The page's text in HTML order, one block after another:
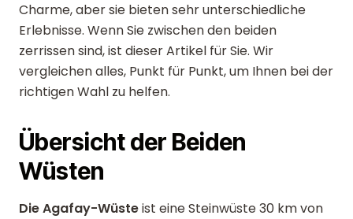
Charme, aber sie bieten sehr unterschiedliche
Erlebnisse. Wenn Sie zwischen den beiden
zerrissen sind, ist dieser Artikel für Sie. Wir
vergleichen alles, Punkt für Punkt, um Ihnen bei der
richtigen Wahl zu helfen.
Übersicht der Beiden
Wüsten
Die Agafay-Wüsteist eine Steinwüste 30 km von